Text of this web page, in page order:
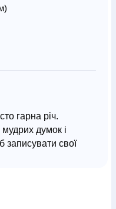
гарна річ.
думок і
записувати свої